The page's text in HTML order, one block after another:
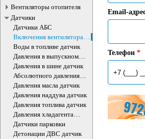
Вентиляторы отопителя
Датчики
Датчики АБС
Включения вентилятора
датчик
Воды в топливе датчик
Давления в выпускном
коллекторе датчик
Давления в шине датчик
Абсолютного давления
воздуха ДВС датчик
Давления масла датчик
Давления наддува датчик
Давления топлива датчик
Давления хладагента
датчик
Датчики парковки
Детонации ДВС датчик
Email-
Телефон *